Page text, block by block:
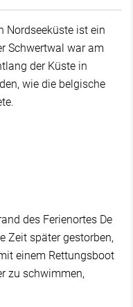
Nordseeküste ist ein
Schwertwal war am
der Küste in
wie die belgische
des Ferienortes De
Zeit später gestorben,
einem Rettungsboot
zu schwimmen,